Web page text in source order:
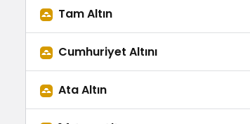
Tam Altın
Cumhuriyet Altını
Ata Altın